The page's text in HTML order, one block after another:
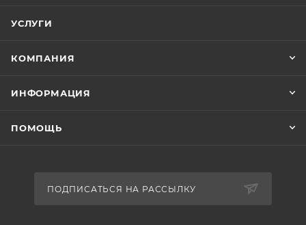
УСЛУГИ
КОМПАНИЯ
ИНФОРМАЦИЯ
ПОМОЩЬ
ПОДПИСАТЬСЯ НА РАССЫЛКУ